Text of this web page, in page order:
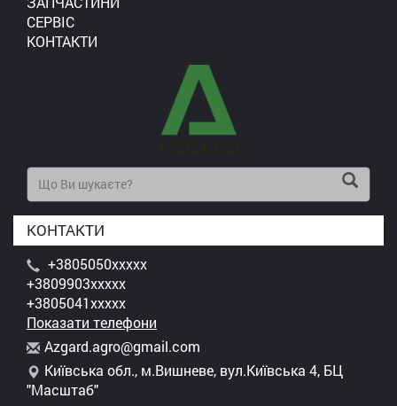
СЕРВІС
КОНТАКТИ
КОНТАКТИ
+3805050xxxxx
+3809903xxxxx
+3805041xxxxx
Показати телефони
Azgard.agro@gmail.com
Київська обл., м.Вишневе, вул.Київська 4, БЦ
"Масштаб"